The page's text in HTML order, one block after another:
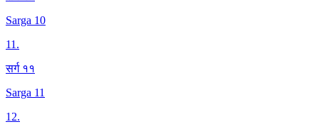
Sarga 10
11.
सर्ग ११
Sarga 11
12.